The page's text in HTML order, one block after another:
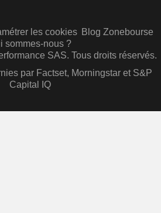
les cookies Blog Zonebourse
sommes-nous ?
SAS. Tous droits réservés.
par Factset, Morningstar et S&P
Capital IQ